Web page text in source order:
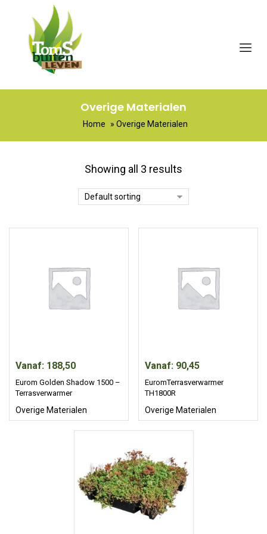
Overige Materialen
Home » Overige Materialen
Showing all 3 results
Default sorting
Vanaf: 188,50
Eurom Golden Shadow 1500 –
Terrasverwarmer
Overige Materialen
Vanaf: 90,45
EuromTerrasverwarmer
TH1800R
Overige Materialen